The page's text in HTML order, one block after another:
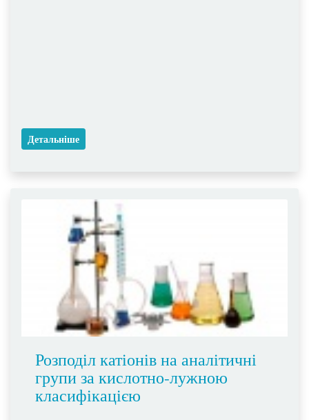
Детальніше
Розподіл катіонів на аналітичні
групи за кислотно-лужною
класифікацією